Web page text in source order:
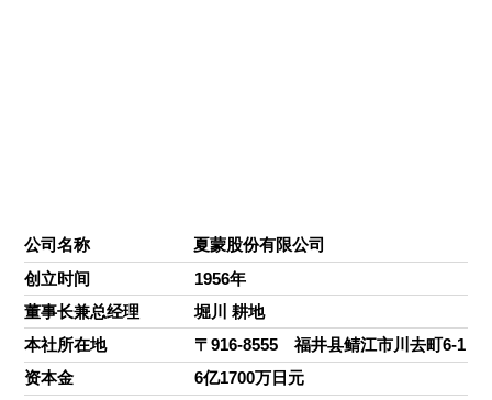
公司名称
创立时间
董事长兼总经理
本社所在地
资本金
夏蒙股份有限公司
1956年
堀川 耕地
〒916-8555 福井县鲭江市川去町6-1
6亿1700万日元